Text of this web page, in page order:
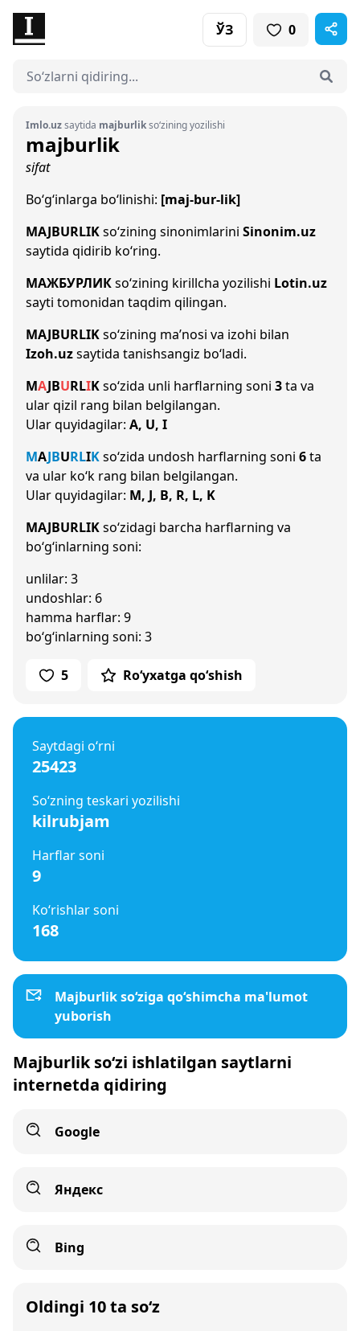
ЎЗ 0
Imlo.uzsaytida majburlikso‘zining yozilishi
majburlik
sifat
Bo‘g‘inlarga bo‘linishi: [maj-bur-lik]
MAJBURLIKso‘zining sinonimlarini Sinonim.uz
saytida qidirib ko‘ring.
МАЖБУРЛИКso‘zining kirillcha yozilishi Lotin.uz
sayti tomonidan taqdim qilingan.
MAJBURLIKso‘zining ma’nosi va izohi bilan
Izoh.uzsaytida tanishsangiz bo‘ladi.
MAJBURLIKso‘zida unli harflarning soni 3ta va
ular qizil rang bilan belgilangan.
Ular quyidagilar: A, U, I
MAJBURLIKso‘zida undosh harflarning soni 6ta
va ular ko‘k rang bilan belgilangan.
Ular quyidagilar: M, J, B, R, L, K
MAJBURLIKso‘zidagi barcha harflarning va
bo‘g‘inlarning soni:
unlilar: 3
undoshlar: 6
hamma harflar: 9
bo‘g‘inlarning soni: 3
5 Ro‘yxatga qo‘shish
Saytdagi o‘rni
25423
So‘zning teskari yozilishi
kilrubjam
Harflar soni
9
Ko‘rishlar soni
168
Majburlik so‘ziga qo‘shimcha ma'lumot
yuborish
Majburlik so‘zi ishlatilgan saytlarni
internetda qidiring
Google
Яндекс
Bing
Oldingi 10 ta so‘z